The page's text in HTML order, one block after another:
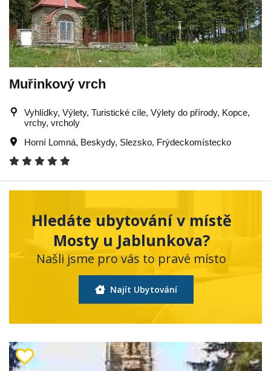
Muřinkový vrch
Vyhlídky, Výlety, Turistické cíle, Výlety do přírody, Kopce,
vrchy, vrcholy
Horní Lomná, Beskydy, Slezsko, Frýdeckomístecko
Hledáte ubytování v místě
Mosty u Jablunkova?
Našli jsme pro vás to pravé místo
Najít Ubytování